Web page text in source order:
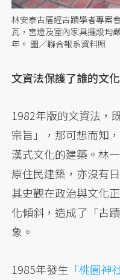
林安泰古厝經古蹟學者專案
瓦，宮燈及室內家具擺設均
年。 圖／聯合報系資料照
文資法保護了誰的文
1982年版的文資法，
宗旨」，那可想而知
漢式文化的建築。林
原住民建築，亦沒有
其史觀在政治與文化
化傾斜，造成了「古
象。
1985年發生 「桃園神